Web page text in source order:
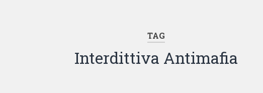
TAG
Interdittiva Antimafia